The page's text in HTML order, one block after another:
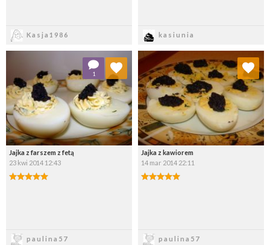
Kasja1986 kasiunia
Jajka z farszem z fetą
23 kwi 2014 12:43
paulina57
1
Dodaj do ulubionych
Wybierz listę:
Jajka z kawiorem
14 mar 2014 22:11
paulina57
Dodaj do ulubionych
Wybierz listę: